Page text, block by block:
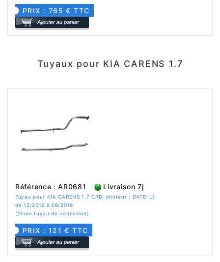
PRIX : 765 € TTC
Tuyaux pour KIA CARENS 1.7
Référence : AR0681 Livraison 7j
Tuyau pour KIA CARENS 1.7 CRDi (moteur : D4FD-L)
de 12/2012 à 08/2016
(2ème tuyau de connexion)
PRIX : 121 € TTC